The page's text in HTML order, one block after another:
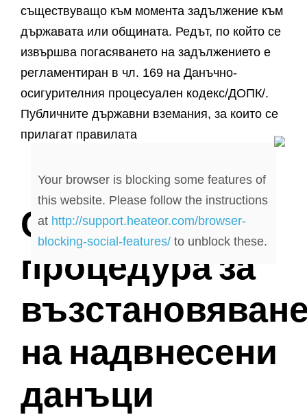
съществуващо към момента задължение към
държавата или общината. Редът, по който се
извършва погасяването на задължението е
регламентиран в чл. 169 на Данъчно-
осигурителния процесуален кодекс/ДОПК/.
Публичните държавни вземания, за които се
прилагат правилата
Опростена
процедура за
на надвнесени
данъци
Your browser is blocking some features of
this website. Please follow the instructions
at http://support.heateor.com/browser-
blocking-social-features/to unblock these.